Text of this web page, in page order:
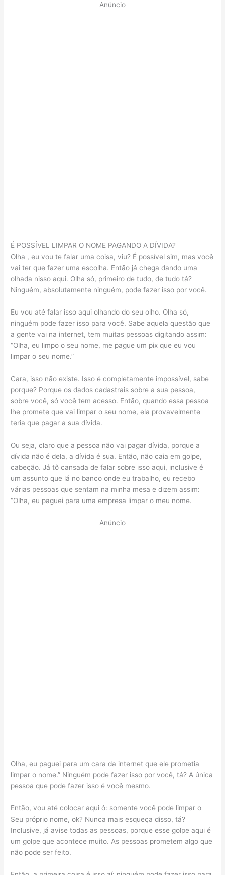
Anúncio
É POSSÍVEL LIMPAR O NOME PAGANDO A DÍVIDA?
Olha , eu vou te falar uma coisa, viu? É possível sim, mas você
vai ter que fazer uma escolha. Então já chega dando uma
olhada nisso aqui. Olha só, primeiro de tudo, de tudo tá?
Ninguém, absolutamente ninguém, pode fazer isso por você.
Eu vou até falar isso aqui olhando do seu olho. Olha só,
ninguém pode fazer isso para você. Sabe aquela questão que
a gente vai na internet, tem muitas pessoas digitando assim:
“Olha, eu limpo o seu nome, me pague um pix que eu vou
limpar o seu nome.”
Cara, isso não existe. Isso é completamente impossível, sabe
porque? Porque os dados cadastrais sobre a sua pessoa,
sobre você, só você tem acesso. Então, quando essa pessoa
lhe promete que vai limpar o seu nome, ela provavelmente
teria que pagar a sua dívida.
Ou seja, claro que a pessoa não vai pagar dívida, porque a
dívida não é dela, a dívida é sua. Então, não caia em golpe,
cabeção. Já tô cansada de falar sobre isso aqui, inclusive é
um assunto que lá no banco onde eu trabalho, eu recebo
várias pessoas que sentam na minha mesa e dizem assim:
“Olha, eu paguei para uma empresa limpar o meu nome.
Anúncio
Olha, eu paguei para um cara da internet que ele prometia
limpar o nome.” Ninguém pode fazer isso por você, tá? A única
pessoa que pode fazer isso é você mesmo.
Então, vou até colocar aqui ó: somente você pode limpar o
Seu próprio nome, ok? Nunca mais esqueça disso, tá?
Inclusive, já avise todas as pessoas, porque esse golpe aqui é
um golpe que acontece muito. As pessoas prometem algo que
não pode ser feito.